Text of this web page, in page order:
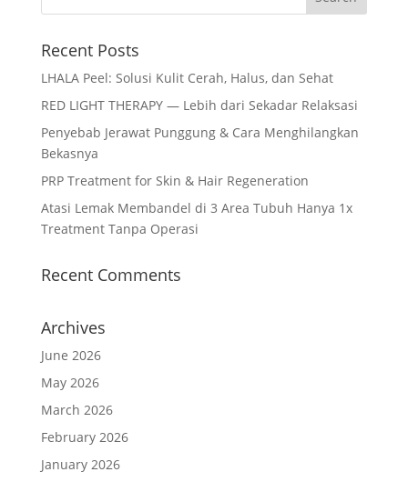
Recent Posts
LHALA Peel: Solusi Kulit Cerah, Halus, dan Sehat
RED LIGHT THERAPY — Lebih dari Sekadar Relaksasi
Penyebab Jerawat Punggung & Cara Menghilangkan
Bekasnya
PRP Treatment for Skin & Hair Regeneration
Atasi Lemak Membandel di 3 Area Tubuh Hanya 1x
Treatment Tanpa Operasi
Recent Comments
Archives
June 2026
May 2026
March 2026
February 2026
January 2026